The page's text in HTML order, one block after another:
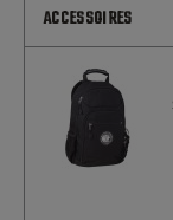
ACCESSOIRES